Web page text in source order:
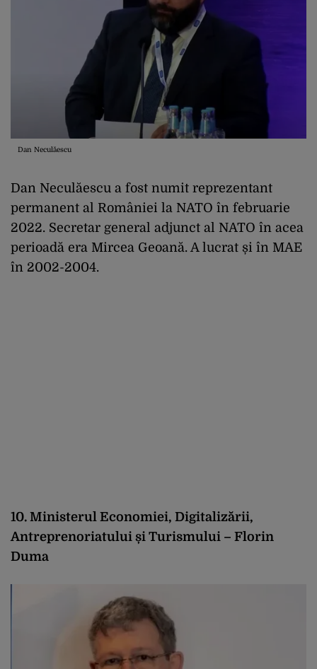
Dan Neculăescu
Dan Neculăescu a fost numit reprezentant
permanent al României la NATO în februarie
2022. Secretar general adjunct al NATO în acea
perioadă era Mircea Geoană. A lucrat și în MAE
în 2002-2004.
10. Ministerul Economiei, Digitalizării,
Antreprenoriatului și Turismului – Florin
Duma